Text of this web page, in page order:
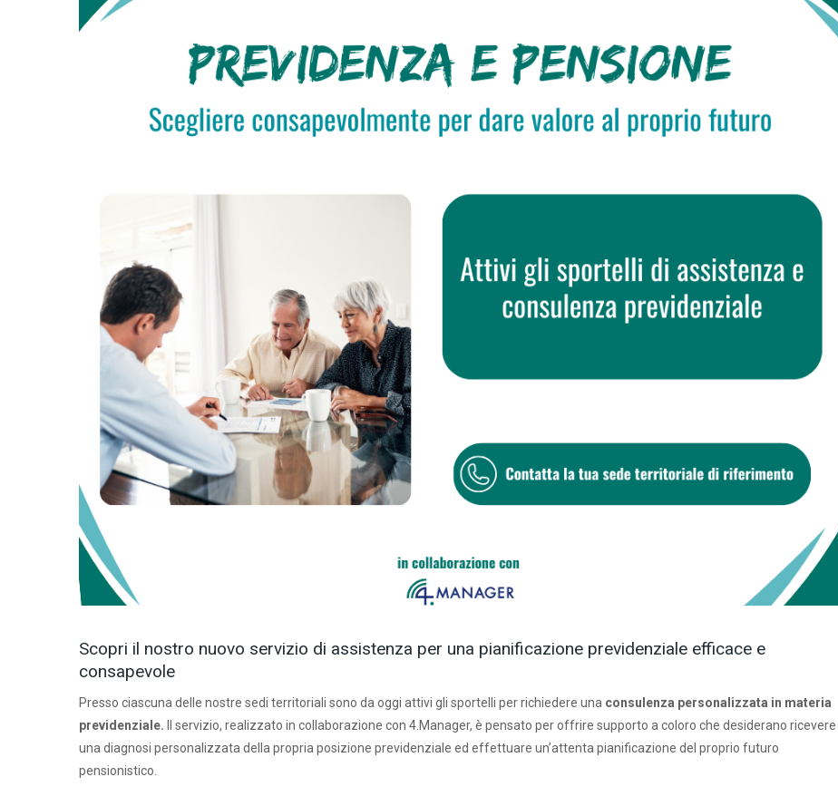
Scopri il nostro nuovo servizio di assistenza per una pianificazione previdenziale efficace e
consapevole
Presso ciascuna delle nostre sedi territoriali sono da oggi attivi gli sportelli per richiedere una consulenza personalizzata in materia
previdenziale.
Il servizio, realizzato in collaborazione con 4.Manager, è pensato per offrire supporto a coloro che desiderano ricevere
una diagnosi personalizzata della propria posizione previdenziale ed effettuare un’attenta pianificazione del proprio futuro
pensionistico.